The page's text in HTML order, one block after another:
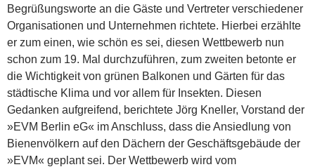
Begrüßungsworte an die Gäste und Vertreter verschiedener
Organisationen und Unternehmen richtete. Hierbei erzählte
er zum einen, wie schön es sei, diesen Wettbewerb nun
schon zum 19. Mal durchzuführen, zum zweiten betonte er
die Wichtigkeit von grünen Balkonen und Gärten für das
städtische Klima und vor allem für Insekten. Diesen
Gedanken aufgreifend, berichtete Jörg Kneller, Vorstand der
»EVM Berlin eG« im Anschluss, dass die Ansiedlung von
Bienenvölkern auf den Dächern der Geschäftsgebäude der
»EVM« geplant sei. Der Wettbewerb wird vom